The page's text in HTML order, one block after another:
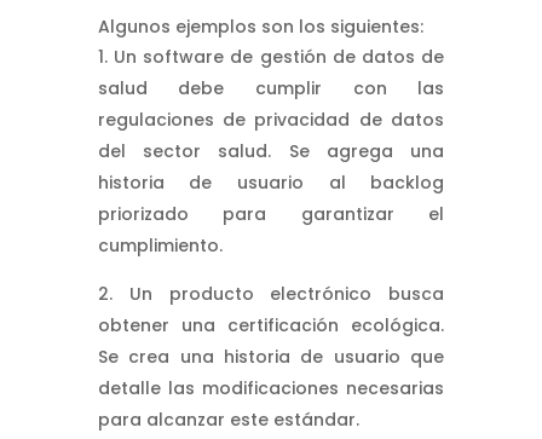
Algunos ejemplos son los siguientes:
Un software de gestión de datos de
salud debe cumplir con las
regulaciones de privacidad de datos
del sector salud. Se agrega una
historia de usuario al backlog
priorizado para garantizar el
cumplimiento.
Un producto electrónico busca
obtener una certificación ecológica.
Se crea una historia de usuario que
detalle las modificaciones necesarias
para alcanzar este estándar.